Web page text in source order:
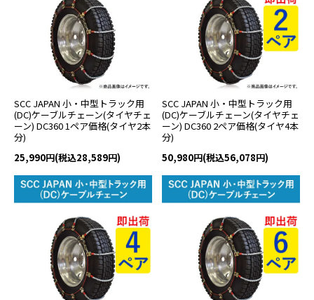
SCC JAPAN 小・中型トラック用
(DC)ケーブルチェーン(タイヤチェ
ーン) DC360 1ペア価格(タイヤ2本
分)
25,990円(税込28,589円)
SCC JAPAN 小・中型トラック用
(DC)ケーブルチェーン(タイヤチェ
ーン) DC360 2ペア価格(タイヤ4本
分)
50,980円(税込56,078円)